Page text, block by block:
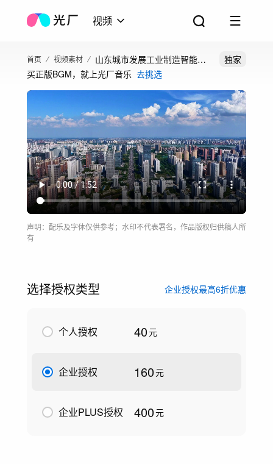
视频
首页 视频素材
山东城市发展工业制造智能园
区
独家
买正版BGM，就上光厂音乐 去挑选
声明：配乐及字体仅供参考；水印不代表署名，作品版权归供稿人所
有
选择授权类型 企业授权最高6折优惠
个人授权 40元
企业授权 160元
企业PLUS授权 400元